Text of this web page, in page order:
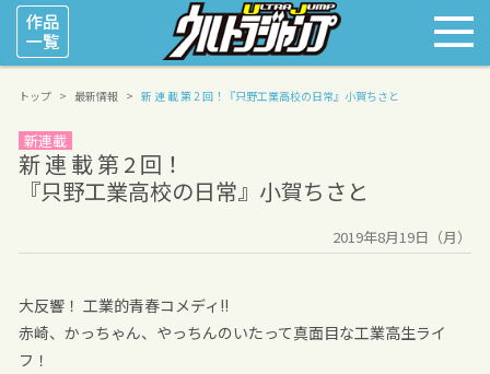
トップ 最新情報 新 連 載 第 2 回！ 『只野工業高校の日常』小賀ちさと
新連載
新 連 載 第 2 回！
『只野工業高校の日常』小賀ちさと
2019年8月19日（月）
大反響！ 工業的青春コメディ!!
赤崎、かっちゃん、やっちんのいたって真面目な工業高生ライ
フ！